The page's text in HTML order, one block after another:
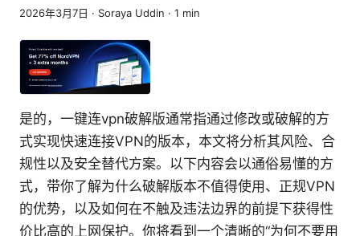
2026年3月7日 · Soraya Uddin · 1 min
是的，一键连vpn破解版通常指通过修改或破解的方
式实现快速连接VPN的版本，本文将分析其风险、合
规性以及安全替代方案。以下内容会以通俗易懂的方
式，带你了解为什么破解版本不值得使用、正规VPN
的优势，以及如何在不触及违法边界的前提下获得性
价比高的上网保护。你将看到一个清晰的“为何不要用